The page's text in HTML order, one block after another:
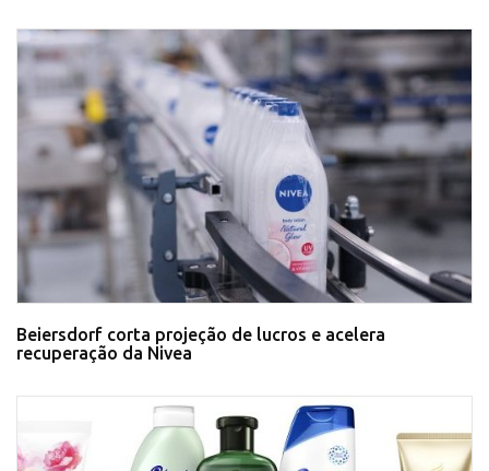
Beiersdorf corta projeção de lucros e acelera
recuperação da Nivea